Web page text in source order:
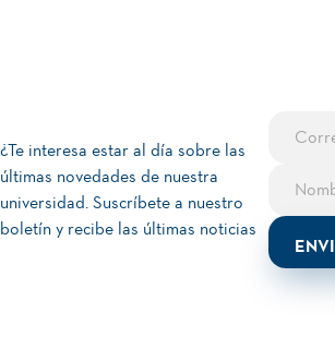
¿Te interesa estar al día sobre las
últimas novedades de nuestra
universidad. Suscríbete a nuestro
boletín y recibe las últimas noticias